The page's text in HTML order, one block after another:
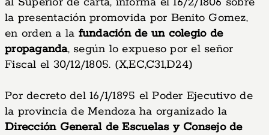
la presentación promovida por Benito Gomez,
en orden a la fundación de un colegio de
propaganda, según lo expueso por el señor
Fiscal el 30/12/1805. (X,EC,C31,D24)
Por decreto del 16/1/1895 el Poder Ejecutivo de
la provincia de Mendoza ha organizado la
Dirección General de Escuelas y Consejo de